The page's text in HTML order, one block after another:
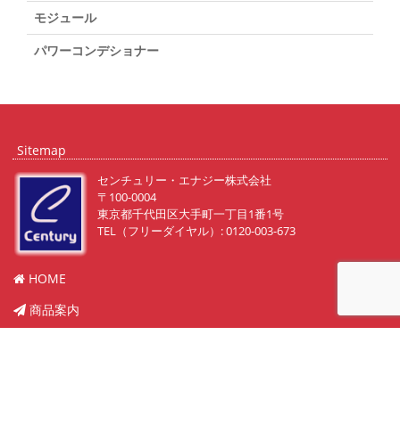
モジュール
パワーコンデショナー
Sitemap
センチュリー・エナジー株式会社
〒100-0004
東京都千代田区大手町一丁目1番1号
TEL（フリーダイヤル）: 0120-003-673
HOME
商品案内